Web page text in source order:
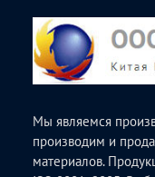
Мы являемся
производим и
материалов.